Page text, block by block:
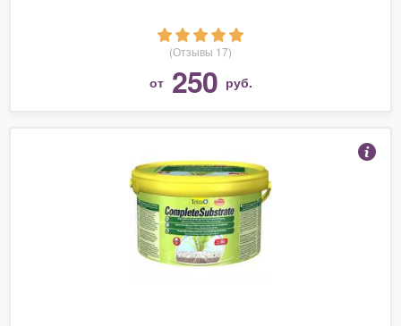
(Отзывы 17)
от 250 руб.